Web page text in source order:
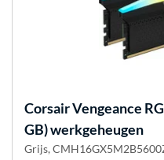
CorsairVengeance
GB) werkgeheugen
Grijs,